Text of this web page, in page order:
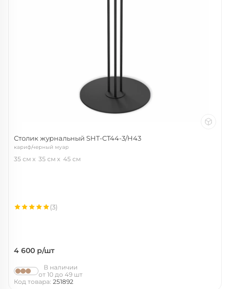
Столик журнальный SHT-CT44-3/H43
кариф/черный муар
35 см 35 см 45 см
4 600 р/шт
(3)
В наличии
от 10 до 49 шт
Код товара: 251892